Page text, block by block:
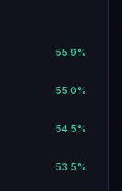
55.9%
55.0%
54.5%
53.5%